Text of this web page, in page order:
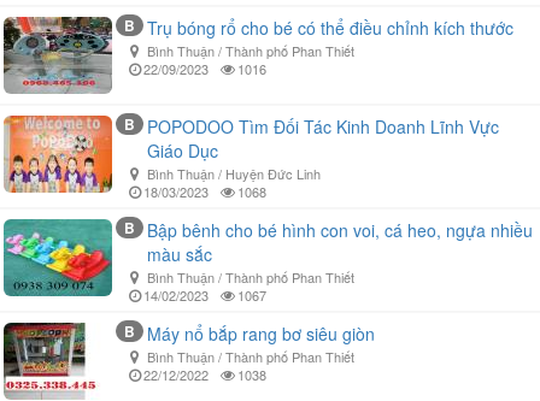
B Trụ bóng rổ cho bé có thể điều chỉnh kích thước
Bình Thuận / Thành phố Phan Thiết
22/09/2023
1016
B
POPODOO Tìm Đối Tác Kinh Doanh Lĩnh Vực
Giáo Dục
Bình Thuận / Huyện Đức Linh
18/03/2023
1068
B
Bập bênh cho bé hình con voi, cá heo, ngựa nhiều
màu sắc
Bình Thuận / Thành phố Phan Thiết
14/02/2023
1067
B Máy nổ bắp rang bơ siêu giòn
Bình Thuận / Thành phố Phan Thiết
22/12/2022
1038